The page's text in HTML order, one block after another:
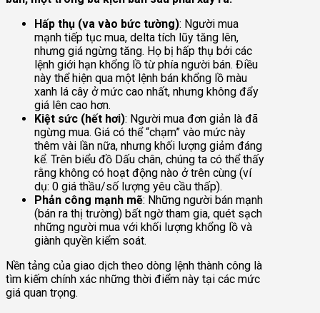
Hấp thụ (va vào bức tường): Người mua
mạnh tiếp tục mua, delta tích lũy tăng lên,
nhưng giá ngừng tăng. Họ bị hấp thụ bởi các
lệnh giới hạn khổng lồ từ phía người bán. Điều
này thể hiện qua một lệnh bán khổng lồ màu
xanh lá cây ở mức cao nhất, nhưng không đẩy
giá lên cao hơn.
Kiệt sức (hết hơi): Người mua đơn giản là đã
ngừng mua. Giá có thể “chạm” vào mức này
thêm vài lần nữa, nhưng khối lượng giảm đáng
kể. Trên biểu đồ Dấu chân, chúng ta có thể thấy
rằng không có hoạt động nào ở trên cùng (ví
dụ: 0 giá thầu/số lượng yêu cầu thấp).
Phản công mạnh mẽ: Những người bán mạnh
(bán ra thị trường) bất ngờ tham gia, quét sạch
những người mua với khối lượng khổng lồ và
giành quyền kiểm soát.
Nền tảng của giao dịch theo dòng lệnh thành công là
tìm kiếm chính xác những thời điểm này tại các mức
giá quan trọng.